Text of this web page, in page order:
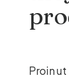
Proin